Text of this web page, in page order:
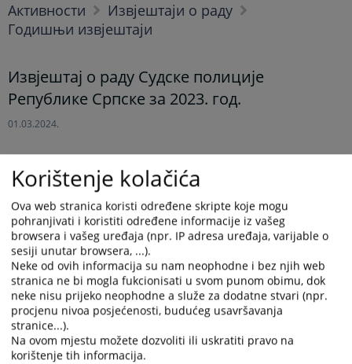
Активности
Извјештаји о раду
Годишњи извјештаји
Извјештај о раду Судске полиције
Републике Српске за 2023. год.
01.03.2024.
Приказана вијест је на
Пратећи документи
Извјештај о раду Судске полиције Републике Српске
за 2023. год.
Korištenje kolačića
Ova web stranica koristi određene skripte koje mogu
pohranjivati i koristiti određene informacije iz vašeg
browsera i vašeg uređaja (npr. IP adresa uređaja, varijable o
sesiji unutar browsera, ...).
Neke od ovih informacija su nam neophodne i bez njih web
stranica ne bi mogla fukcionisati u svom punom obimu, dok
neke nisu prijeko neophodne a služe za dodatne stvari (npr.
procjenu nivoa posjećenosti, budućeg usavršavanja
stranice...).
Na ovom mjestu možete dozvoliti ili uskratiti pravo na
korištenje tih informacija.